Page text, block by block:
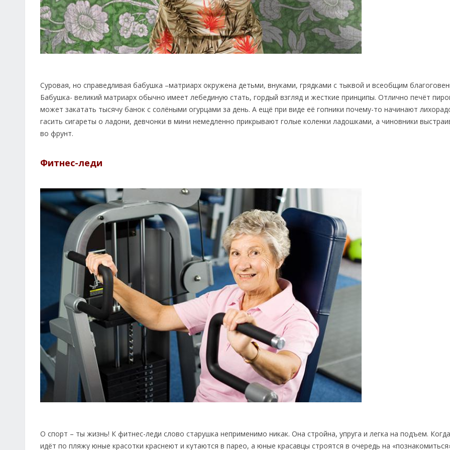
Суровая, но справедливая бабушка –матриарх окружена детьми, внуками, грядками с тыквой и всеобщим
Бабушка- великий матриарх обычно имеет лебединую стать, гордый взгляд и жесткие принципы. Отлично печёт
может закатать тысячу банок с солёными огурцами за день. А ещё при виде её гопники почему-то начинают
гасить сигареты о ладони, девчонки в мини немедленно прикрывают голые коленки ладошками, а чиновники
во фрунт.
Фитнес-леди
О спорт – ты жизнь! К фитнес-леди слово старушка неприменимо никак. Она стройна, упруга и легка на подъем.
идёт по пляжу юные красотки краснеют и кутаются в парео, а юные красавцы строятся в очередь на